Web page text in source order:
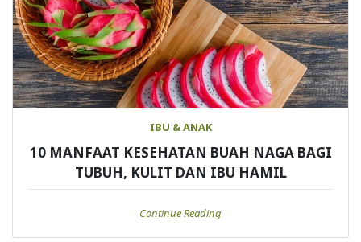
IBU & ANAK
10 MANFAAT KESEHATAN BUAH NAGA BAGI
TUBUH, KULIT DAN IBU HAMIL
Continue Reading